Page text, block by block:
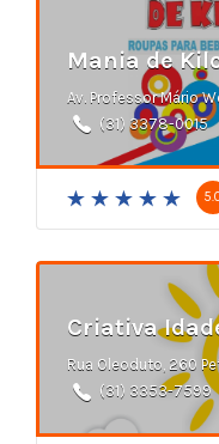
Mania de
(31) 3378-0015
Criativa
Rua Oleoduto, 260
(31) 3353-7599